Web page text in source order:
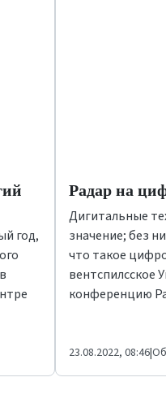
год,
Радар на
Дигитальные
значение; без
что такое
вентспилсское
конференцию
23.08.2022, 08:46|